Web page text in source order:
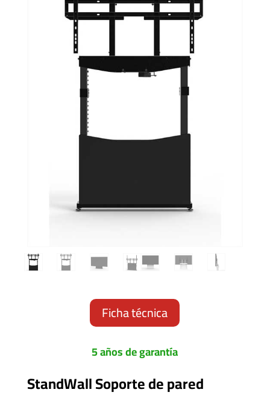
Ficha técnica
5 años de garantía
StandWall Soporte de pared